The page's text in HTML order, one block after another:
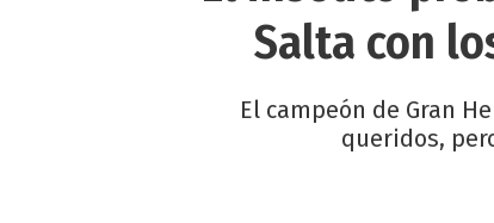
Salta con
El campeón de Gran
queridos,